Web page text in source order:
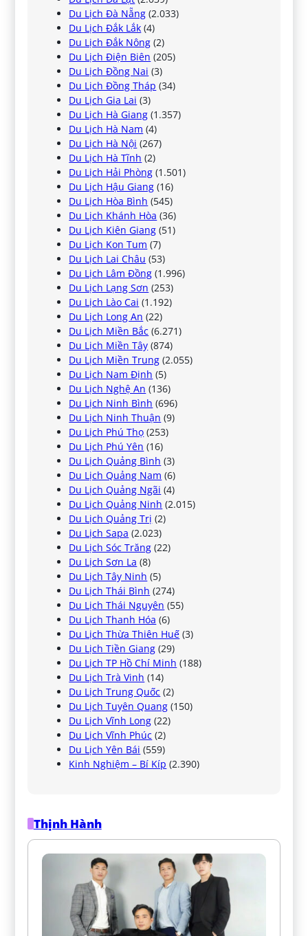
Du Lịch Đà Nẵng (2.033)
Du Lịch Đắk Lắk (4)
Du Lịch Đắk Nông (2)
Du Lịch Điện Biên (205)
Du Lịch Đồng Nai (3)
Du Lịch Đồng Tháp (34)
Du Lịch Gia Lai (3)
Du Lịch Hà Giang (1.357)
Du Lịch Hà Nam (4)
Du Lịch Hà Nội (267)
Du Lịch Hà Tĩnh (2)
Du Lịch Hải Phòng (1.501)
Du Lịch Hậu Giang (16)
Du Lịch Hòa Bình (545)
Du Lịch Khánh Hòa (36)
Du Lịch Kiên Giang (51)
Du Lịch Kon Tum (7)
Du Lịch Lai Châu (53)
Du Lịch Lâm Đồng (1.996)
Du Lịch Lạng Sơn (253)
Du Lịch Lào Cai (1.192)
Du Lịch Long An (22)
Du Lịch Miền Bắc (6.271)
Du Lịch Miền Tây (874)
Du Lịch Miền Trung (2.055)
Du Lịch Nam Định (5)
Du Lịch Nghệ An (136)
Du Lịch Ninh Bình (696)
Du Lịch Ninh Thuận (9)
Du Lịch Phú Thọ (253)
Du Lịch Phú Yên (16)
Du Lịch Quảng Bình (3)
Du Lịch Quảng Nam (6)
Du Lịch Quảng Ngãi (4)
Du Lịch Quảng Ninh (2.015)
Du Lịch Quảng Trị (2)
Du Lịch Sapa (2.023)
Du Lịch Sóc Trăng (22)
Du Lịch Sơn La (8)
Du Lịch Tây Ninh (5)
Du Lịch Thái Bình (274)
Du Lịch Thái Nguyên (55)
Du Lịch Thanh Hóa (6)
Du Lịch Thừa Thiên Huế (3)
Du Lịch Tiền Giang (29)
Du Lịch TP Hồ Chí Minh (188)
Du Lịch Trà Vinh (14)
Du Lịch Trung Quốc (2)
Du Lịch Tuyên Quang (150)
Du Lịch Vĩnh Long (22)
Du Lịch Vĩnh Phúc (2)
Du Lịch Yên Bái (559)
Kinh Nghiệm – Bí Kíp (2.390)
Thịnh Hành